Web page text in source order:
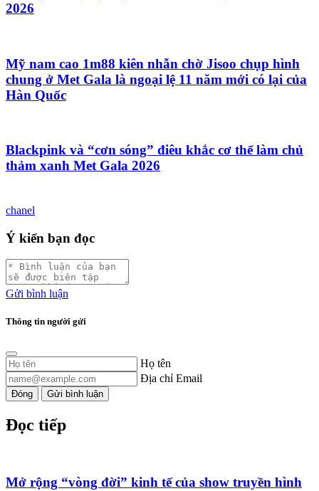
2026
Mỹ nam cao 1m88 kiên nhẫn chờ Jisoo chụp hình
chung ở Met Gala là ngoại lệ 11 năm mới có lại của
Hàn Quốc
Blackpink và “cơn sóng” điêu khắc cơ thể làm chủ
thảm xanh Met Gala 2026
chanel
Ý kiến bạn đọc
Gửi bình luận
Thông tin người gửi
Họ tên
Địa chỉ Email
Đóng Gửi bình luận
Đọc tiếp
Mở rộng “vòng đời” kinh tế của show truyền hình